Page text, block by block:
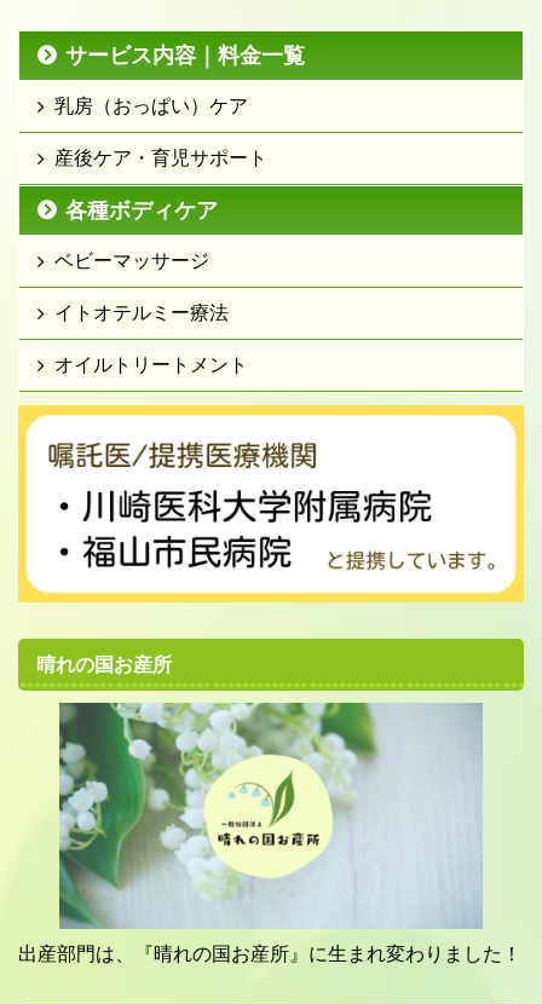
サービス内容｜料金一覧
乳房（おっぱい）ケア
産後ケア・育児サポート
各種ボディケア
ベビーマッサージ
イトオテルミー療法
オイルトリートメント
晴れの国お産所
出産部門は、『晴れの国お産所』に生まれ変わりました！